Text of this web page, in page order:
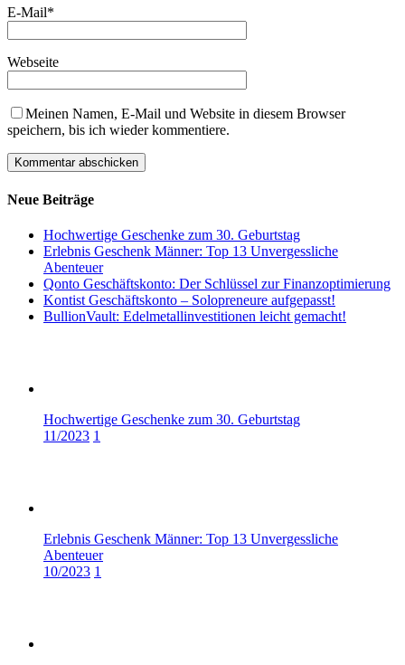
E-Mail*
Webseite
Meinen Namen, E-Mail und Website in diesem Browser
speichern, bis ich wieder kommentiere.
Neue Beiträge
Hochwertige Geschenke zum 30. Geburtstag
Erlebnis Geschenk Männer: Top 13 Unvergessliche
Abenteuer
Qonto Geschäftskonto: Der Schlüssel zur Finanzoptimierung
Kontist Geschäftskonto – Solopreneure aufgepasst!
BullionVault: Edelmetallinvestitionen leicht gemacht!
Hochwertige Geschenke zum 30. Geburtstag
11/2023 1
Erlebnis Geschenk Männer: Top 13 Unvergessliche
Abenteuer
10/2023 1